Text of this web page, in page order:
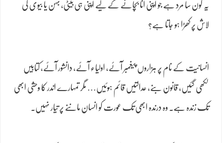
یہ کون سا مرد ہے جو اپنی انا بچانے کے لیے اپنی ہی بیٹی، بہن یا بیوی کی
لاش پر کھڑا ہو جاتا ہے؟
انسانیت کے نام پر ہزاروں پیغمبر آئے، اولیاء آئے، دانشور آئے، کتابیں
لکھی گئیں، قانون بنے، عدالتیں قائم ہوئیں… مگر تمہارے اندر کا وحشی ابھی
تک زندہ ہے۔ وہ درندہ ابھی تک عورت کو انسان ماننے پر تیار نہیں۔